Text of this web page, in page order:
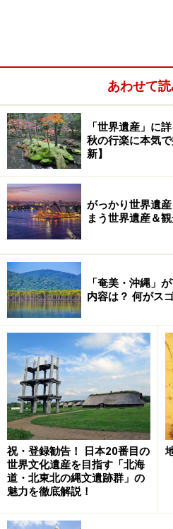
り世界遺産総数は981件、う
て30件が審議されたので、通
はじめて世界遺産が誕生した
レソトの3国。これで、世界
を保有していない国は30か国
国別の登録数では、イタリア
の1位。今回、中国がスペイ
上した。中国の伸びは世界一
件も伸ばしている。日本は14
を上げた。
危機遺産リストでは、1件がリ
追加された。これにより、38
増えた。
富士山、念願の世界遺
辞退
あわせて
「世界遺産」に
秋の行楽に本気
新】
がっかり世界遺
まう世界遺産＆
「奄美・沖縄」
内容は？ 何がス
祝・登録勧告！ 日本20番目の
世界文化遺産を目指す「北海
道・北東北の縄文遺跡群」の
魅力を徹底解説！